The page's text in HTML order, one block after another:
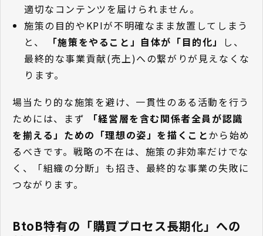
適切なコンテンツを届けられません。
施策の目的やKPIが不明確なまま放置してしまう
と、
「施策をやること」自体が「目的化」
し、
最終的な事業貢献(売上)への繋がりが見えなくな
ります。
場当たり的な施策を避け、一貫性のある活動を行う
ためには、まず
「経営層を含む関係者全員が認識
を揃える」ための「理想の姿」を描くことから始め
るべきです。戦略の不在は、施策の非効率だけでな
く、「組織の分断」も招き、最終的な事業の失敗に
つながります。
BtoB特有の「購買プロセス長期化」への